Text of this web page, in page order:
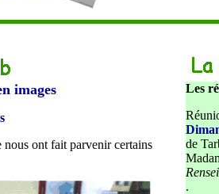
images
ont fait parvenir certains
Les
de
.